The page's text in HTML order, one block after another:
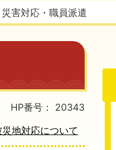
災害対応・職員派遣
HP番号：
20343
地対応について